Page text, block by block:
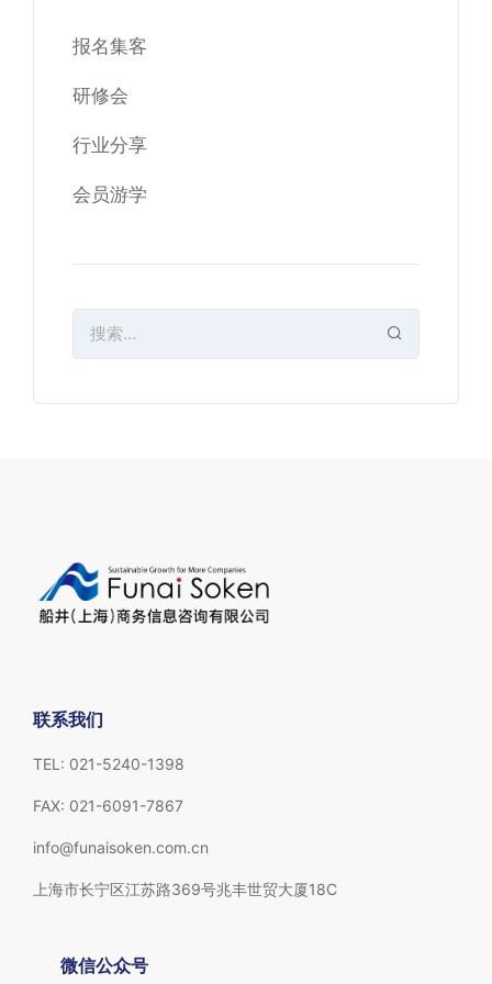
报名集客
研修会
行业分享
会员游学
联系我们
TEL: 021-5240-1398
FAX: 021-6091-7867
info@funaisoken.com.cn
上海市长宁区江苏路369号兆丰世贸大厦18C
微信公众号